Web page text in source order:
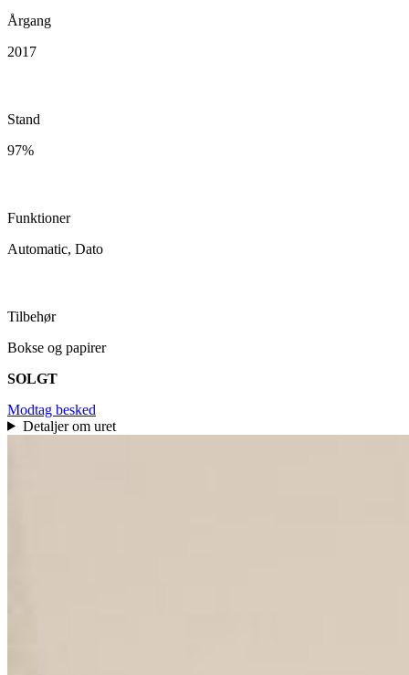
Årgang
2017
Stand
97%
Funktioner
Automatic, Dato
Tilbehør
Bokse og papirer
SOLGT
Modtag besked
Detaljer om uret